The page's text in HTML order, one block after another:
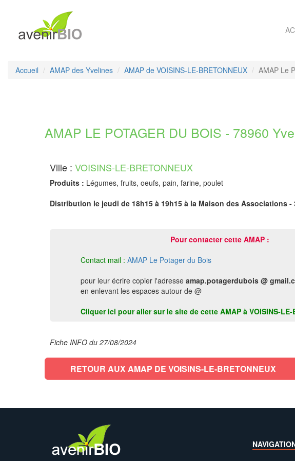
Accueil AMAP des Yvelines AMAP de VOISINS-LE-BRETONNEUX AMAP Le
AMAP LE POTAGER DU BOIS - 78960
Ville : VOISINS-LE-BRETONNEUX
Produits : Légumes, fruits, oeufs, pain, farine, poulet
Distribution le jeudi de 18h15 à 19h15 à la Maison des Associations -
Pour contacter cette AMAP :
Contact mail : AMAP Le Potager du Bois
pour leur écrire copier l'adresse amap.potagerdubois @
en enlevant les espaces autour de @
Cliquer ici pour aller sur le site de cette AMAP à VOISINS-LE-
Fiche INFO du 27/08/2024
RETOUR AUX AMAP DE VOISINS-LE-BRETONNEUX